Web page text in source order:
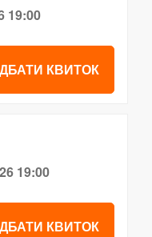
19:00
КВИТОК
19:00
КВИТОК